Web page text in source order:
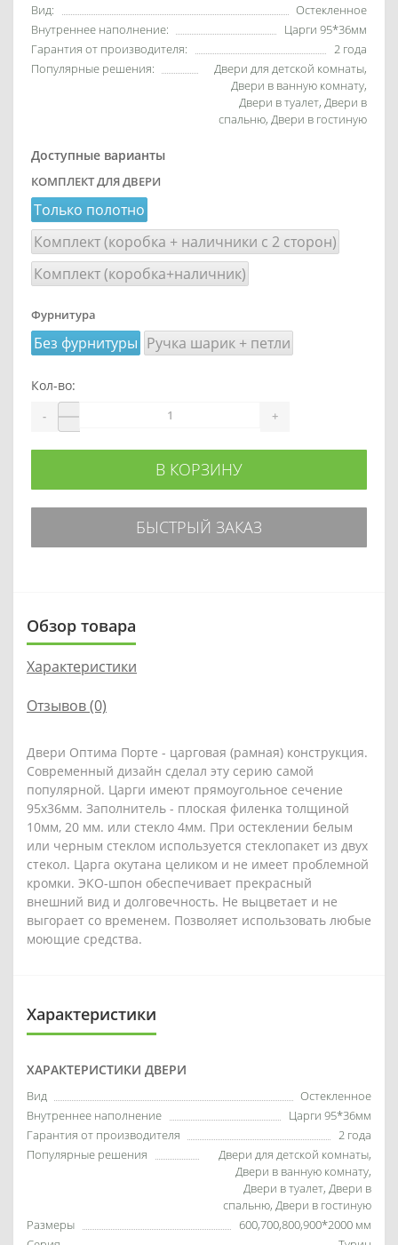
Вид:
Остекленное
Внутреннее наполнение:
Царги 95*36мм
Гарантия от производителя:
2 года
Популярные решения:
Двери для детской комнаты,
Двери в ванную комнату,
Двери в туалет, Двери в
спальню, Двери в гостиную
Доступные варианты
КОМПЛЕКТ ДЛЯ ДВЕРИ
Только полотно
Комплект (коробка + наличники с 2 сторон)
Комплект (коробка+наличник)
Фурнитура
Без фурнитуры Ручка шарик + петли
Кол-во:
- +
В КОРЗИНУ
БЫСТРЫЙ ЗАКАЗ
Обзор товара
Характеристики
Отзывов (0)
Двери Оптима Порте - царговая (рамная) конструкция.
Современный дизайн сделал эту серию самой
популярной. Царги имеют прямоугольное сечение
95х36мм. Заполнитель - плоская филенка толщиной
10мм, 20 мм. или стекло 4мм. При остеклении белым
или черным стеклом используется стеклопакет из двух
стекол. Царга окутана целиком и не имеет проблемной
кромки. ЭКО-шпон обеспечивает прекрасный
внешний вид и долговечность. Не выцветает и не
выгорает со временем. Позволяет использовать любые
моющие средства.
Характеристики
ХАРАКТЕРИСТИКИ ДВЕРИ
Вид
Остекленное
Внутреннее наполнение
Царги 95*36мм
Гарантия от производителя
2 года
Популярные решения
Двери для детской комнаты,
Двери в ванную комнату,
Двери в туалет, Двери в
спальню, Двери в гостиную
Размеры
600,700,800,900*2000 мм